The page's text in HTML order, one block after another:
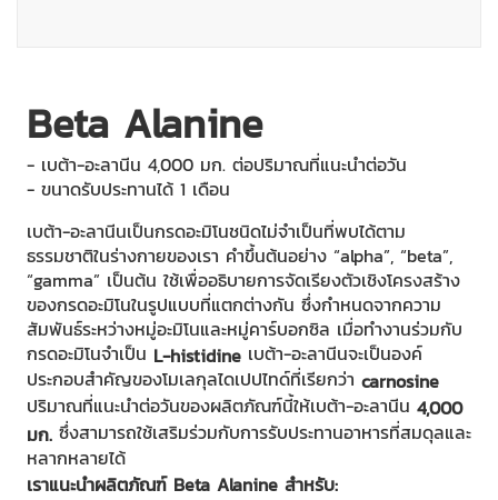
Beta Alanine
- เบต้า-อะลานีน 4,000 มก. ต่อปริมาณที่แนะนำต่อวัน
- ขนาดรับประทานได้ 1 เดือน
เบต้า-อะลานีนเป็นกรดอะมิโนชนิดไม่จำเป็นที่พบได้ตาม
ธรรมชาติในร่างกายของเรา คำขึ้นต้นอย่าง “alpha”, “beta”,
“gamma” เป็นต้น ใช้เพื่ออธิบายการจัดเรียงตัวเชิงโครงสร้าง
ของกรดอะมิโนในรูปแบบที่แตกต่างกัน ซึ่งกำหนดจากความ
สัมพันธ์ระหว่างหมู่อะมิโนและหมู่คาร์บอกซิล เมื่อทำงานร่วมกับ
กรดอะมิโนจำเป็น L-histidine เบต้า-อะลานีนจะเป็นองค์
ประกอบสำคัญของโมเลกุลไดเปปไทด์ที่เรียกว่า carnosine
ปริมาณที่แนะนำต่อวันของผลิตภัณฑ์นี้ให้เบต้า-อะลานีน 4,000
มก. ซึ่งสามารถใช้เสริมร่วมกับการรับประทานอาหารที่สมดุลและ
หลากหลายได้
เราแนะนำผลิตภัณฑ์ Beta Alanine สำหรับ: